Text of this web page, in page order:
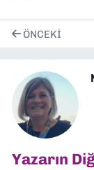
ÖNCEKI
Yazarın